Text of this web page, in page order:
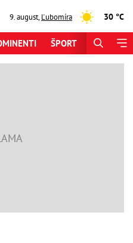
9. august,Ľubomíra 30 °C
ŠPORT